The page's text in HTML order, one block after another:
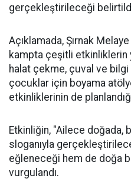
gerçekleştirileceği
​Açıklamada, Şırnak
kampta çeşitli etkinliklerin
halat çekme, çuval ve bilgi
çocuklar için boyama
etkinliklerinin de
​Etkinliğin, "Ailece doğada,
sloganıyla
eğleneceği hem de doğa
vurgulandı.